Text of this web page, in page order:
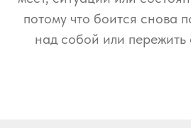
потому что боится снова
над собой или пережить